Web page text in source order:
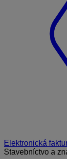
Elektronická
Stavebníctvo a